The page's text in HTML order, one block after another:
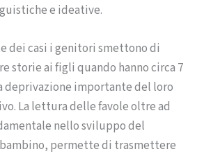
e ideative.
dei casi i genitori smettono di
storie ai figli quando hanno circa 7
deprivazione importante del loro
La lettura delle favole oltre ad
nello sviluppo del
permette di trasmettere